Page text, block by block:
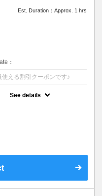
Est. Duration：Approx. 1 hrs
：
使える割引クーポンです♪
See details